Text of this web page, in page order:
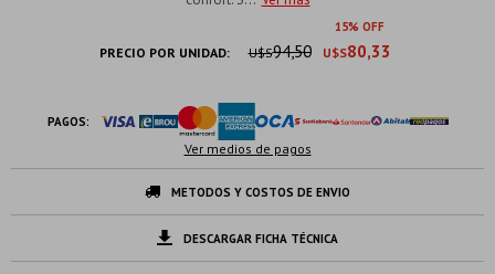
15
PRECIO POR UNIDAD: U$S80,33
U$S94,50
PAGOS:
Ver medios de pagos
METODOS Y COSTOS DE ENVIO
DESCARGAR FICHA TÉCNICA